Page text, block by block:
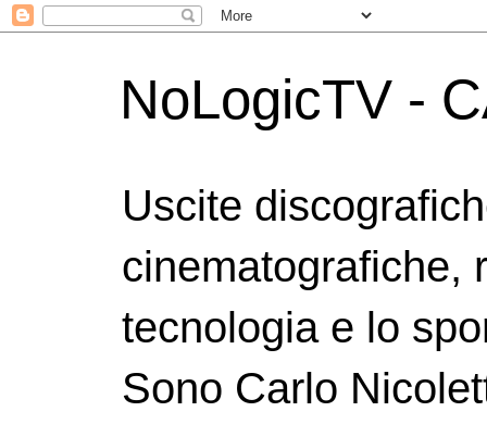
NoLogicTV -
Uscite
cinematografiche,
tecnologia e lo
Sono Carlo